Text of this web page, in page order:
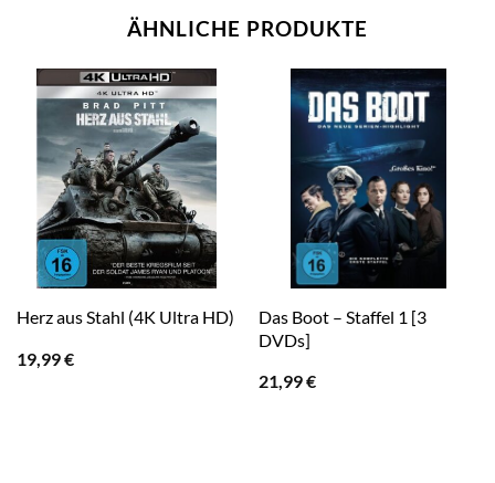
ÄHNLICHE PRODUKTE
Herz aus Stahl (4K Ultra HD)
19,99€
Das Boot – Staffel 1 [3
DVDs]
21,99€